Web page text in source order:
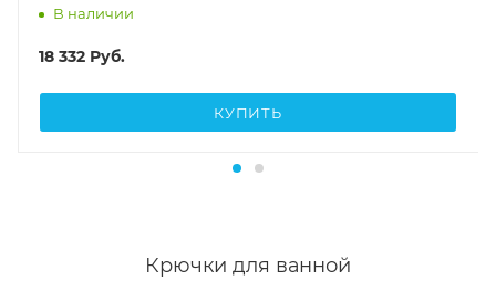
В наличии
18 332 Руб.
КУПИТЬ
Крючки для ванной